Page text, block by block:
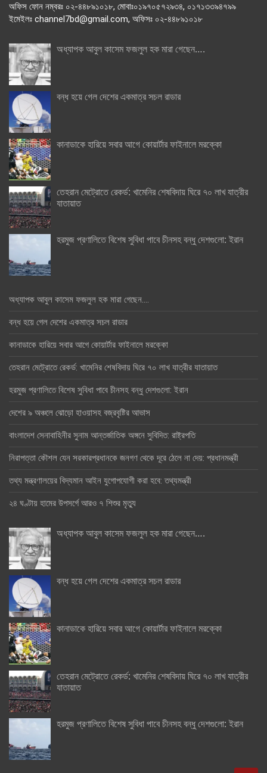
অফিস ফোন নম্বরঃ ০২-৪৪৮৯১০১৮, মোবাঃ০১৯৭০৫৭২৯৩৪, ০১৭১৩৩৯৪৭৯৯
ইমেইলঃ channel7bd@gmail.com, অফিসঃ ০২-৪৪৮৯১০১৮
অধ্যাপক আবুল কাসেম ফজলুল হক মারা গেছেন….
বন্ধ হয়ে গেল দেশের একমাত্র সচল রাডার
কানাডাকে হারিয়ে সবার আগে কোয়ার্টার ফাইনালে মরক্কো
তেহরান মেট্রোতে রেকর্ড: খামেনির শেষবিদায় ঘিরে ৭০ লাখ যাত্রীর
যাতায়াত
হরমুজ প্রণালিতে বিশেষ সুবিধা পাবে চীনসহ বন্ধু দেশগুলো: ইরান
অধ্যাপক আবুল কাসেম ফজলুল হক মারা গেছেন….
বন্ধ হয়ে গেল দেশের একমাত্র সচল রাডার
কানাডাকে হারিয়ে সবার আগে কোয়ার্টার ফাইনালে মরক্কো
তেহরান মেট্রোতে রেকর্ড: খামেনির শেষবিদায় ঘিরে ৭০ লাখ যাত্রীর যাতায়াত
হরমুজ প্রণালিতে বিশেষ সুবিধা পাবে চীনসহ বন্ধু দেশগুলো: ইরান
দেশের ৯ অঞ্চলে ঝোড়ো হাওয়াসহ বজ্রবৃষ্টির আভাস
বাংলাদেশ সেনাবাহিনীর সুনাম আন্তর্জাতিক অঙ্গনে সুবিদিত: রাষ্ট্রপতি
নিরাপত্তা কৌশল যেন সরকারপ্রধানকে জনগণ থেকে দূরে ঠেলে না দেয়: প্রধানমন্ত্রী
তথ্য মন্ত্রণালয়ের বিদ্যমান আইন যুগোপযোগী করা হবে: তথ্যমন্ত্রী
২৪ ঘণ্টায় হামের উপসর্গে আরও ৭ শিশুর মৃত্যু
অধ্যাপক আবুল কাসেম ফজলুল হক মারা গেছেন….
বন্ধ হয়ে গেল দেশের একমাত্র সচল রাডার
কানাডাকে হারিয়ে সবার আগে কোয়ার্টার ফাইনালে মরক্কো
তেহরান মেট্রোতে রেকর্ড: খামেনির শেষবিদায় ঘিরে ৭০ লাখ যাত্রীর
যাতায়াত
হরমুজ প্রণালিতে বিশেষ সুবিধা পাবে চীনসহ বন্ধু দেশগুলো: ইরান